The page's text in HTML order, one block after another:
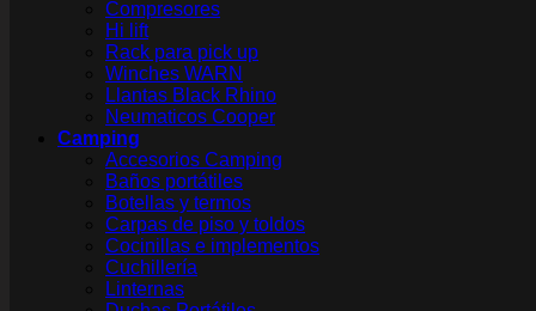
Compresores
Hi lift
Rack para pick up
Winches WARN
Llantas Black Rhino
Neumaticos Cooper
Camping
Accesorios Camping
Baños portátiles
Botellas y termos
Carpas de piso y toldos
Cocinillas e implementos
Cuchillería
Linternas